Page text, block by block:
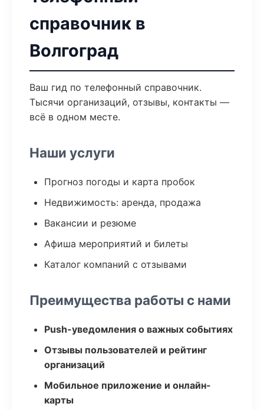
справочник в
Волгоград
Ваш гид по телефонный справочник.
Тысячи организаций, отзывы, контакты —
всё в одном месте.
Наши услуги
Прогноз погоды и карта пробок
Недвижимость: аренда, продажа
Вакансии и резюме
Афиша мероприятий и билеты
Каталог компаний с отзывами
Преимущества работы с нами
Push-уведомления о важных событиях
Отзывы пользователей и рейтинг
организаций
Мобильное приложение и онлайн-
карты